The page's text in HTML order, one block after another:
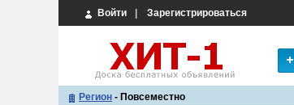
Войти Зарегистрироваться
Регион - Повсеместно